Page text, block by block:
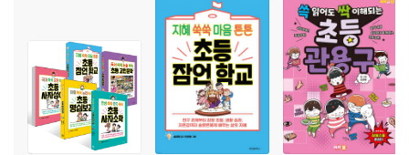
47. 사필귀정 事必歸正
48. 설상가상 雪上加霜
49. 속수무책 束手無策
50. 송구영신 送舊迎新
51. 십중팔구 十中八九